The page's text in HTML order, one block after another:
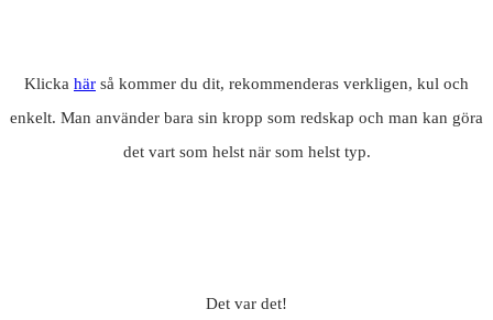
Klicka här så kommer du dit, rekommenderas verkligen, kul och
enkelt. Man använder bara sin kropp som redskap och man kan göra
det vart som helst när som helst typ.
Det var det!